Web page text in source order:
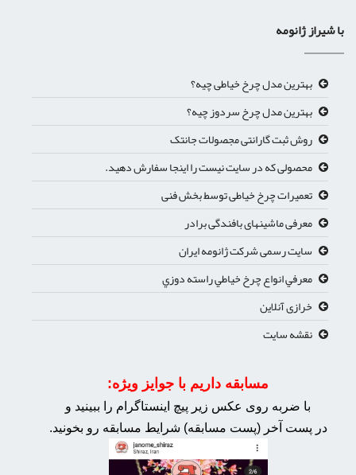
با شیراز ژانومه
بهترین مدل چرخ خیاطی چیه؟
بهترین مدل چرخ سردوز چیه؟
روش ثبت گارانتی مجصولات جانتک
محصولی که در سایت نیست را اینجا سفارش دهید.
تعمیرات چرخ خیاطی توسط بخش فنی
معرفی ماشینهای بافندگی برادر
سایت رسمی شرکت ژانومه ایران
معرفي انواع چرخ خياطي راسته دوزي
خرازی آنلاین
نقشه سایت
مسابقه داریم با جوایز ویژه:
با ضربه روی عکس زیر پیچ اینستاگرام را ببینید و
در پست آخر (پست مسابقه) شرایط مسابقه رو بخونید.